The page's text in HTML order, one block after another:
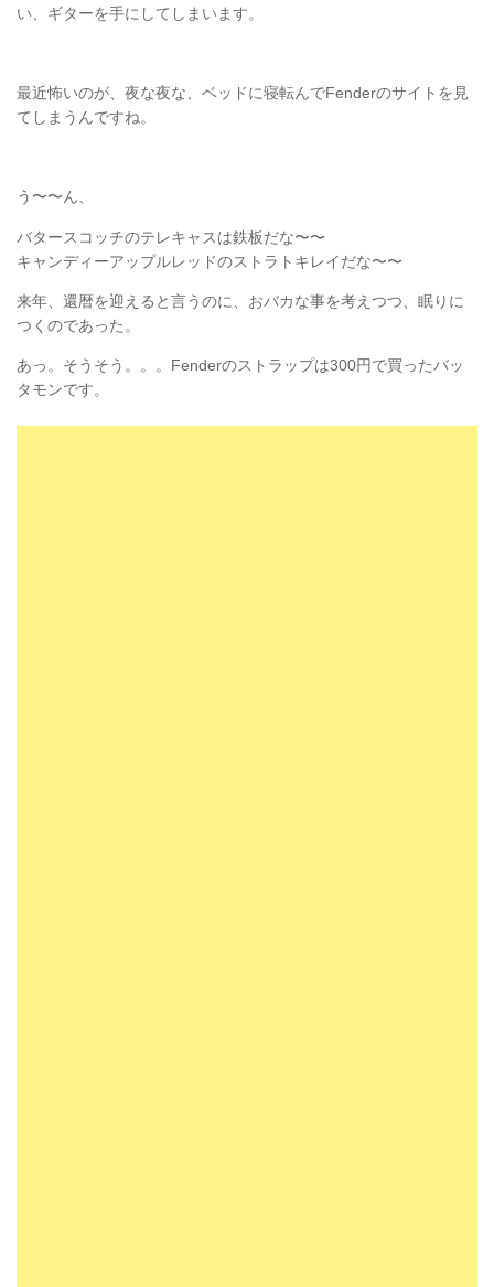
い、ギターを手にしてしまいます。
最近怖いのが、夜な夜な、ベッドに寝転んでFenderのサイトを見
てしまうんですね。
う〜〜ん、
バタースコッチのテレキャスは鉄板だな〜〜
キャンディーアップルレッドのストラトキレイだな〜〜
来年、還暦を迎えると言うのに、おバカな事を考えつつ、眠りに
つくのであった。
あっ。そうそう。。。Fenderのストラップは300円で買ったバッ
タモンです。